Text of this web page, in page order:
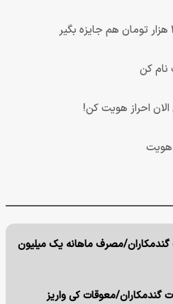
مصرف ماهانه یک میلیون
مطالبات گندمکاران/معوقات کی واریز